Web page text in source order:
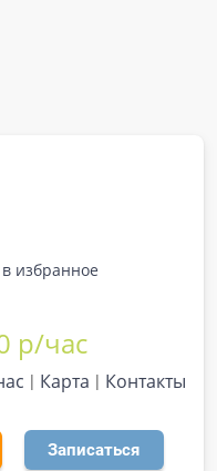
избранное
р/час
Карта Контакты
Записаться